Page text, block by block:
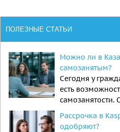
ПОЛЕЗНЫЕ СТАТЬИ
Можно ли в
самозанятым?
Сегодня у
есть
самозанятости.
Рассрочка в
одобряют?